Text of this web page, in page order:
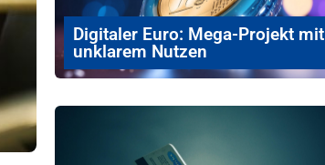
Digitaler Euro: Mega-Projekt mit
unklarem Nutzen